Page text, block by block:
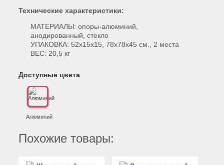
Технические характеристики:
МАТЕРИАЛЫ: опоры-алюминий,
анодированный, стекло
УПАКОВКА: 52х15х15, 78х78х45 см., 2 места
ВЕС: 20,5 кг
Доступные цвета
Алюминий
Похожие товары: